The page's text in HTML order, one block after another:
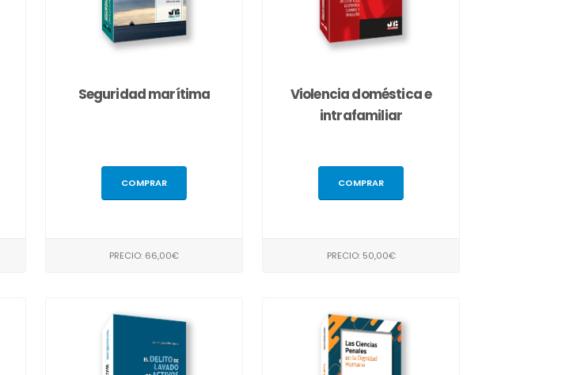
Seguridad marítima
COMPRAR
PRECIO: 66,00€
Violencia doméstica e
intrafamiliar
COMPRAR
PRECIO: 50,00€